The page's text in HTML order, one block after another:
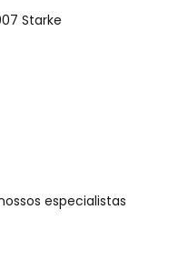
Starke
especialistas